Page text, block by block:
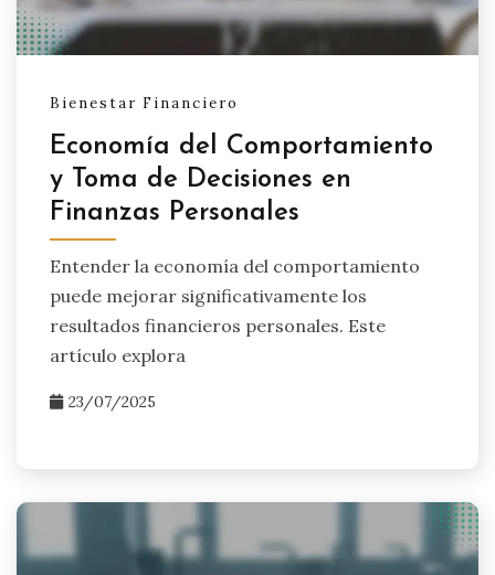
Bienestar Financiero
Economía del Comportamiento
y Toma de Decisiones en
Finanzas Personales
Entender la economía del comportamiento
puede mejorar significativamente los
resultados financieros personales. Este
artículo explora
23/07/2025